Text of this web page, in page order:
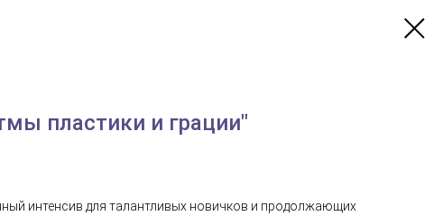
пластики и грации"
интенсив для талантливых новичков и продолжающих